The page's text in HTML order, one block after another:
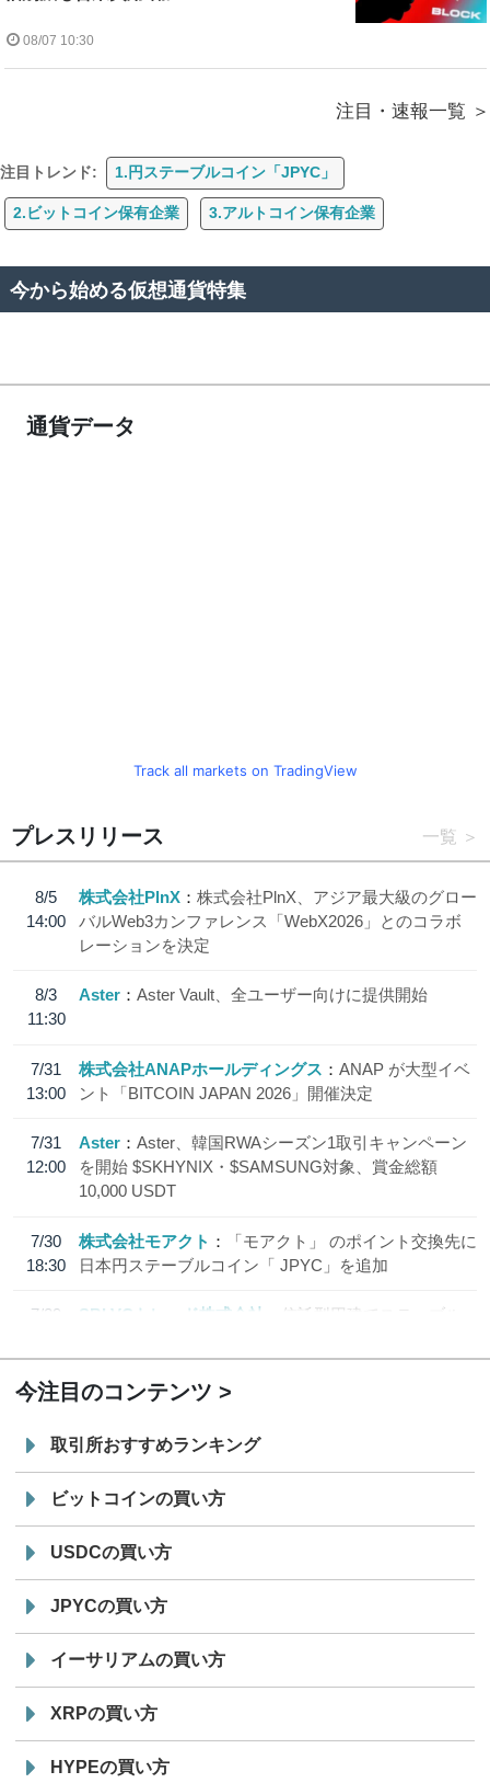
08/07 10:30
注目・速報一覧
注目トレンド: 1.円ステーブルコイン「JPYC」
2.ビットコイン保有企業 3.アルトコイン保有企業
今から始める仮想通貨特集
通貨データ
Track all markets on TradingView
プレスリリース 一覧
8/5
14:00
株式会社PlnX
株式会社PlnX、アジア最大級のグロー
バルWeb3カンファレンス「WebX2026」とのコラボ
レーションを決定
8/3
11:30
Aster Aster Vault、全ユーザー向けに提供開始
7/31
13:00
株式会社ANAPホールディングス
ANAP が大型イベ
ント「BITCOIN JAPAN 2026」開催決定
7/31
12:00
Aster
Aster、韓国RWAシーズン1取引キャンペーン
を開始 $SKHYNIX・$SAMSUNG対象、賞金総額
10,000 USDT
7/30
18:30
株式会社モアクト
「モアクト」 のポイント交換先に
日本円ステーブルコイン「 JPYC」を追加
7/29
SBI VCトレード株式会社
信託型円建てステーブル
今注目のコンテンツ
取引所おすすめランキング
ビットコインの買い方
USDCの買い方
JPYCの買い方
イーサリアムの買い方
XRPの買い方
HYPEの買い方